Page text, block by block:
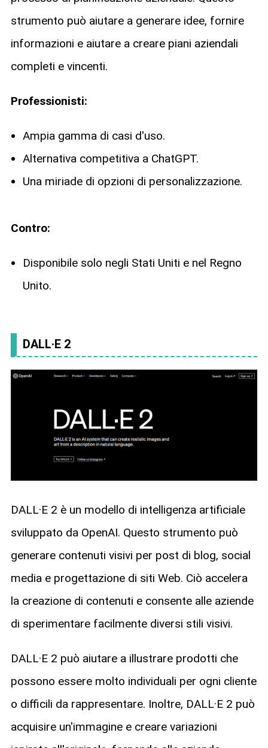
strumento può aiutare a generare idee, fornire
informazioni e aiutare a creare piani aziendali
completi e vincenti.
Professionisti:
Ampia gamma di casi d'uso.
Alternativa competitiva a ChatGPT.
Una miriade di opzioni di personalizzazione.
Contro:
Disponibile solo negli Stati Uniti e nel Regno
Unito.
DALL·E 2
DALL·E 2 è un modello di intelligenza artificiale
sviluppato da OpenAI. Questo strumento può
generare contenuti visivi per post di blog, social
media e progettazione di siti Web. Ciò accelera
la creazione di contenuti e consente alle aziende
di sperimentare facilmente diversi stili visivi.
DALL·E 2 può aiutare a illustrare prodotti che
possono essere molto individuali per ogni cliente
o difficili da rappresentare. Inoltre, DALL·E 2 può
acquisire un'immagine e creare variazioni